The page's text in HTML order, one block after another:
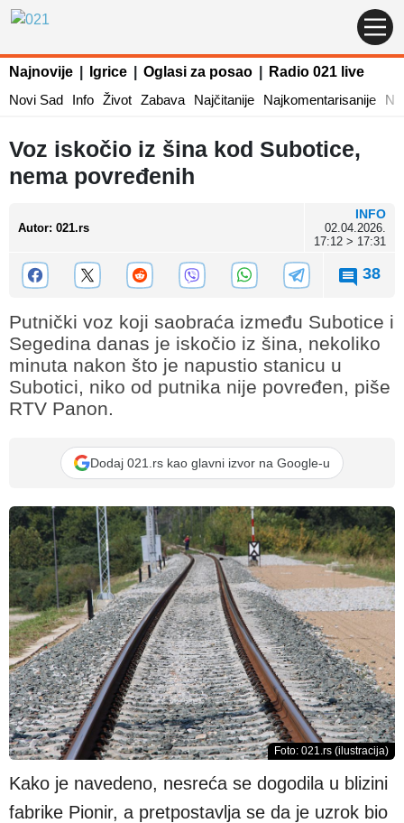
Najnovije Igrice Oglasi za posao
Radio 021 live
Novi Sad
Info Život Zabava Najčitanije Najkomentarisanije
Voz iskočio iz šina kod Subotice,
nema povređenih
Autor: 021.rs
INFO
02.04.2026.
17:12 > 17:31
38
Putnički voz koji saobraća između Subotice i
Segedina danas je iskočio iz šina, nekoliko
minuta nakon što je napustio stanicu u
Subotici, niko od putnika nije povređen, piše
RTV Panon.
Dodaj 021.rs kao glavni izvor na Google-u
Foto: 021.rs (ilustracija)
Kako je navedeno, nesreća se dogodila u blizini
fabrike Pionir, a pretpostavlja se da je uzrok bio